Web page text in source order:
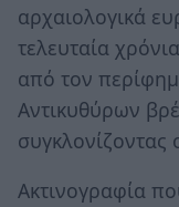
αρχαιολογικά
τελευταία
από τον
Αντικυθύρων
Ακτινογραφία